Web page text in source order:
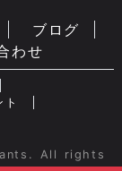
ブログ
わせ
All rights